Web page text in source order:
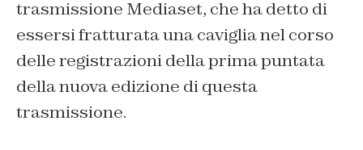
trasmissione Mediaset, che ha detto di
essersi fratturata una caviglia nel corso
delle registrazioni della prima puntata
della nuova edizione di questa
trasmissione.